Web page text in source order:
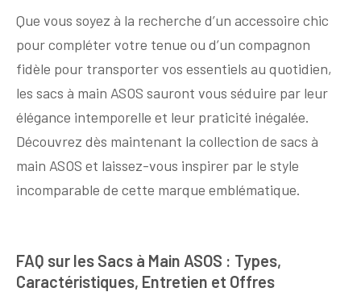
Que vous soyez à la recherche d’un accessoire chic
pour compléter votre tenue ou d’un compagnon
fidèle pour transporter vos essentiels au quotidien,
les sacs à main ASOS sauront vous séduire par leur
élégance intemporelle et leur praticité inégalée.
Découvrez dès maintenant la collection de sacs à
main ASOS et laissez-vous inspirer par le style
incomparable de cette marque emblématique.
FAQ sur les Sacs à Main ASOS : Types,
Caractéristiques, Entretien et Offres